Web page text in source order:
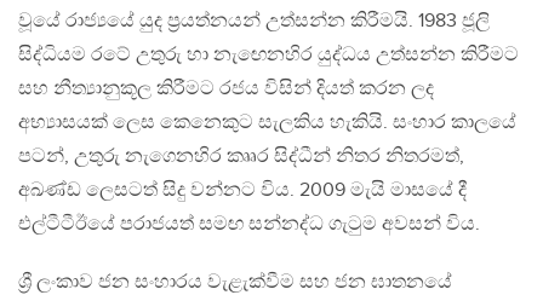
වූයේ රාජ්‍යයේ යුද ප්‍රයත්නයන් උත්සන්න කිරීමයි. 1983 ජූලි
සිද්ධියම රටේ උතුරු හා නැඟෙනහිර යුද්ධය උත්සන්න කිරීමට
සහ නීත්‍යානුකූල කිරීමට රජය විසින් දියත් කරන ලද
අභ්‍යාසයක් ලෙස කෙනෙකුට සැලකිය හැකියි. සංහාර කාලයේ
පටන්, උතුරු නැගෙනහිර කෲර සිද්ධීන් නිතර නිතරමත්,
අඛණ්ඩ ලෙසටත් සිදු වන්නට විය. 2009 මැයි මාසයේ දී
එල්ටීටීඊයේ පරාජයත් සමඟ සන්නද්ධ ගැටුම අවසන් විය.
ශ්‍රී ලංකාව ජන සංහාරය වැළැක්වීම සහ ජන ඝාතනයේ